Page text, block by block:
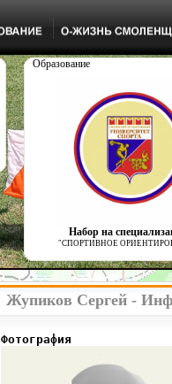
Образование
Набор на
"СПОРТИВНОЕ
Жупиков Сергей -
Фотография